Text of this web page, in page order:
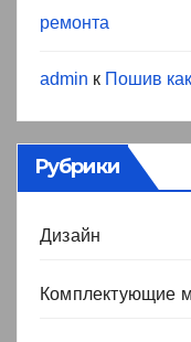
ремонта
admin к Пошив
Рубрики
Дизайн
Комплектующие